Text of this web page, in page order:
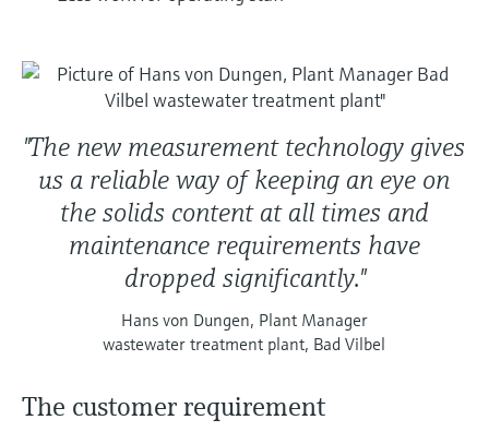
"The new measurement technology gives
us a reliable way of keeping an eye on
the solids content at all times and
maintenance requirements have
dropped significantly."
Hans von Dungen, Plant Manager
wastewater treatment plant, Bad Vilbel
The customer requirement